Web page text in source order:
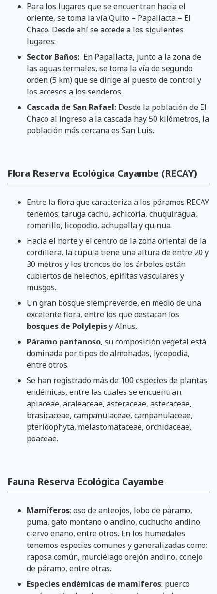
Para los lugares que se encuentran hacia el
oriente, se toma la vía Quito – Papallacta – El
Chaco. Desde ahí se accede a los siguientes
lugares:
Sector Baños: En Papallacta, junto a la zona de
las aguas termales, se toma la vía de segundo
orden (5 km) que se dirige al puesto de control y
los accesos a los senderos.
Cascada de San Rafael: Desde la población de El
Chaco al ingreso a la cascada hay 50 kilómetros, la
población más cercana es San Luis.
Flora Reserva Ecológica Cayambe (RECAY)
Entre la flora que caracteriza a los páramos RECAY
tenemos: taruga cachu, achicoria, chuquiragua,
romerillo, licopodio, achupalla y quinua.
Hacia el norte y el centro de la zona oriental de la
cordillera, la cúpula tiene una altura de entre 20 y
30 metros y los troncos de los árboles están
cubiertos de helechos, epífitas vasculares y
musgos.
Un gran bosque siempreverde, en medio de una
excelente flora, entre los que destacan los
bosques de Polylepisy Alnus.
Páramo pantanoso, su composición vegetal está
dominada por tipos de almohadas, lycopodia,
entre otros.
Se han registrado más de 100 especies de plantas
endémicas, entre las cuales se encuentran:
apiaceae, araleaceae, asteraceae, asteraceae,
brasicaceae, campanulaceae, campanulaceae,
pteridophyta, melastomataceae, orchidaceae,
poaceae.
Fauna Reserva Ecológica Cayambe
Mamíferos: oso de anteojos, lobo de páramo,
puma, gato montano o andino, cuchucho andino,
ciervo enano, entre otros. En los humedales
tenemos especies comunes y generalizadas como:
raposa común, murciélago orejón andino, conejo
de páramo, entre otras.
Especies endémicas de mamíferos: puerco